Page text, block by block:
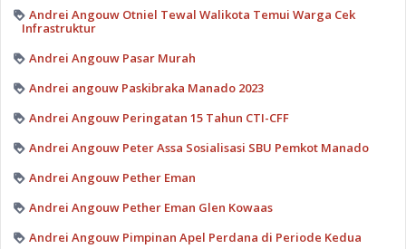
Andrei Angouw Otniel Tewal Walikota Temui Warga Cek
Infrastruktur
Andrei Angouw Pasar Murah
Andrei angouw Paskibraka Manado 2023
Andrei Angouw Peringatan 15 Tahun CTI-CFF
Andrei Angouw Peter Assa Sosialisasi SBU Pemkot Manado
Andrei Angouw Pether Eman
Andrei Angouw Pether Eman Glen Kowaas
Andrei Angouw Pimpinan Apel Perdana di Periode Kedua